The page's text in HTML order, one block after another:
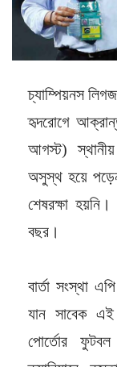
চ্যাম্পিয়নস
হৃদরোগে
আগস্ট) স্থানীয়
অসুস্থ হয়ে
শেষরক্ষা
বছর।
বার্তা সংস্থা
যান সাবেক
পোর্তোর ফুটবল